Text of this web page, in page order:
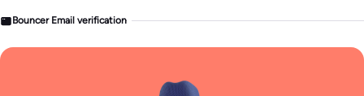
Bouncer Email verification